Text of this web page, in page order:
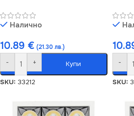
Налично
10.89 € (21.30 лв.)
- + Купи
SKU: 33212
-
SKU: